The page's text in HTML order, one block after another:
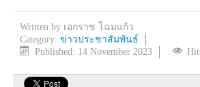
Written by เอกราช โฉมแก้ว
Category: ข่าวประชาสัมพันธ์
Published: 14 November 2023